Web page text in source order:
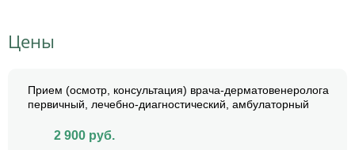
Цены
Прием (осмотр, консультация) врача-дерматовенеролога
первичный, лечебно-диагностический, амбулаторный
2 900 руб.